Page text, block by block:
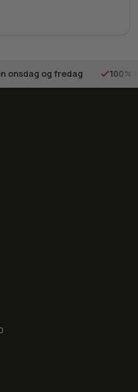
onsdag og fredag 100%